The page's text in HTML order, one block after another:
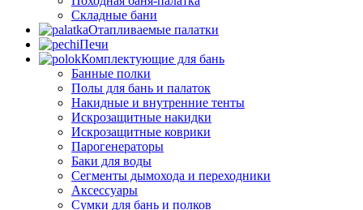
Складные бани
Отапливаемые палатки
Печи
Комплектующие для бань
Банные полки
Полы для бань и палаток
Накидные и внутренние тенты
Искрозащитные накидки
Искрозащитные коврики
Парогенераторы
Баки для воды
Сегменты дымохода и переходники
Аксессуары
Сумки для бань и полков